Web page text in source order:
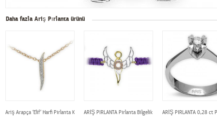
Daha fazla Ariş Pırlanta ürünü
Ariş Arapça ‘Elif‘ Harfi Pırlanta Kolye ARİŞ PIRLANTA Pırlanta Bilgelik Meleği Zadkiel Altın Bileklik
ARİŞ PIRLANTA 0,28 ct